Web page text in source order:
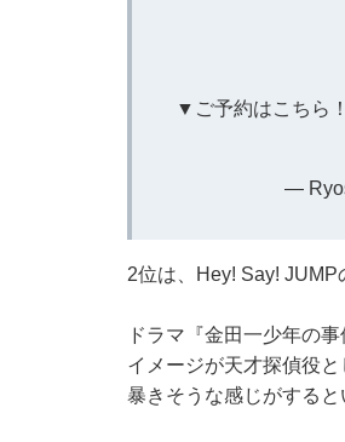
▼ご予約はこちら！
—
2位は、Hey! Say! JUMP
ドラマ『金田一少年の
イメージが天才探偵役
暴きそうな感じがすると